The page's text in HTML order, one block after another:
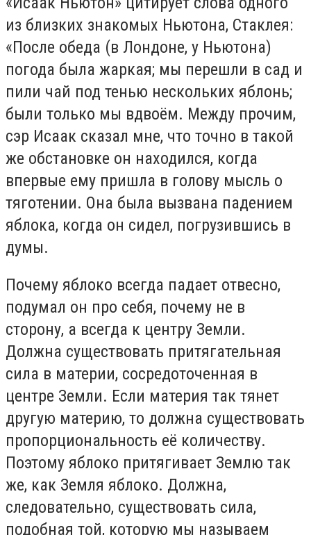
из близких знакомых Ньютона, Стаклея:
«После обеда (в Лондоне, у Ньютона)
погода была жаркая; мы перешли в сад и
пили чай под тенью нескольких яблонь;
были только мы вдвоём. Между прочим,
сэр Исаак сказал мне, что точно в такой
же обстановке он находился, когда
впервые ему пришла в голову мысль о
тяготении. Она была вызвана падением
яблока, когда он сидел, погрузившись в
думы.
Почему яблоко всегда падает отвесно,
подумал он про себя, почему не в
сторону, а всегда к центру Земли.
Должна существовать притягательная
сила в материи, сосредоточенная в
центре Земли. Если материя так тянет
другую материю, то должна существовать
пропорциональность её количеству.
Поэтому яблоко притягивает Землю так
же, как Земля яблоко. Должна,
следовательно, существовать сила,
подобная той, которую мы называем